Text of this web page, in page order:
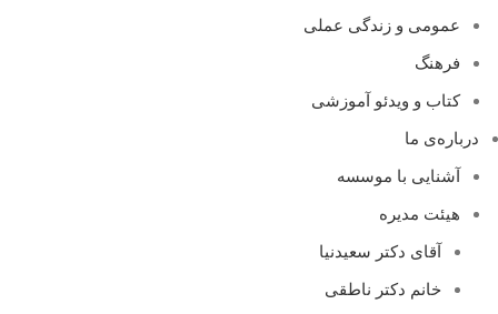
عمومی و زندگی عملی
فرهنگ
کتاب و ویدئو آموزشی
درباره‌ی ما
آشنایی با موسسه
هیئت مدیره
آقای دکتر سعیدنیا
خانم دکتر ناطقی